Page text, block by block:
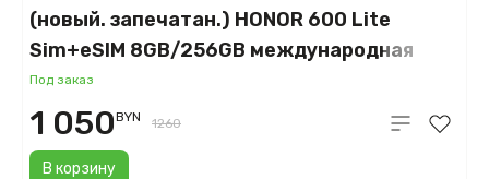
(новый. запечатан.) HONOR 600 Lite
Sim+eSIM 8GB/256GB международная
версия (пустынное золото)
Под заказ
В корзину
1 050BYN 1260